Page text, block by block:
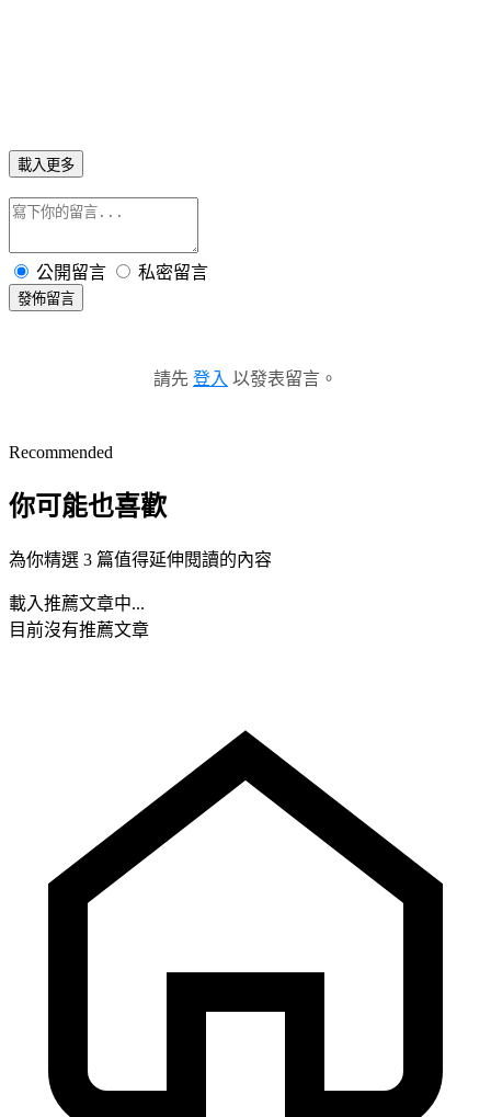
載入更多
公開留言 私密留言
發佈留言
請先 登入 以發表留言。
Recommended
你可能也喜歡
為你精選 3 篇值得延伸閱讀的內容
載入推薦文章中...
目前沒有推薦文章